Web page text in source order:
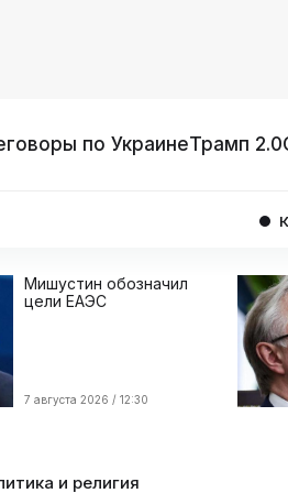
по УкраинеТрамп 2.0
КОТИРОВКИ
Мишустин обозначил
цели ЕАЭС
7 августа 2026 / 12:30
и религия